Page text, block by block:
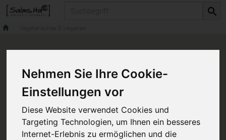
Nehmen Sie Ihre Cookie-
Einstellungen vor
Diese Website verwendet Cookies und
Targeting Technologien, um Ihnen ein besseres
Internet-Erlebnis zu ermöglichen und die